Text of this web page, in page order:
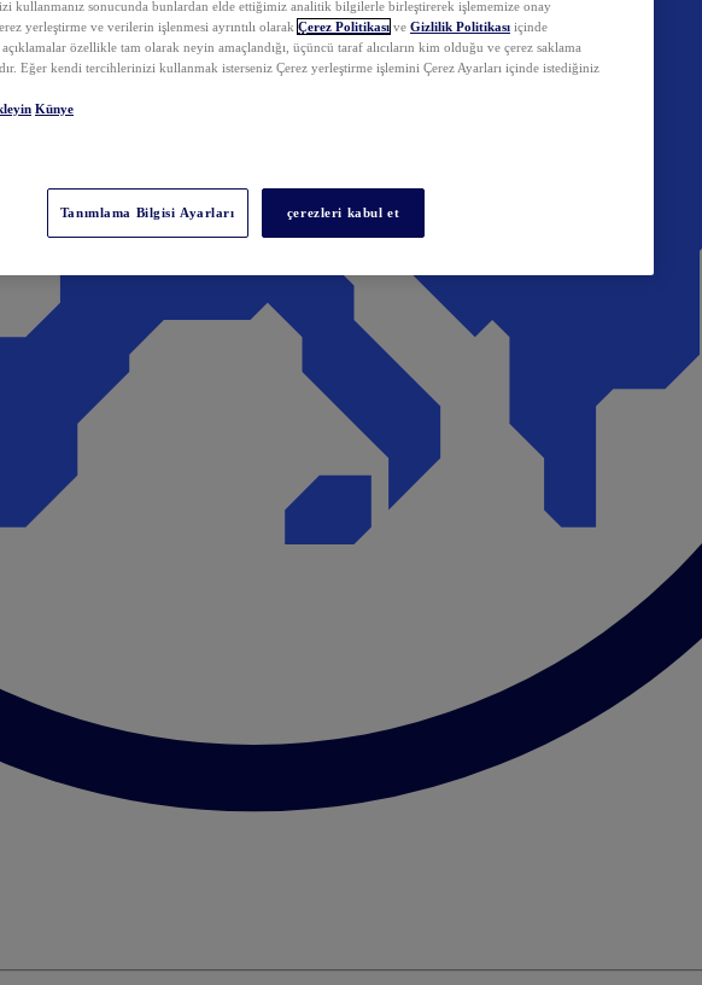
kullanmanız sonucunda bunlardan elde ettiğimiz analitik bilgilerle birleştirerek işlememize onay
yerleştirme ve verilerin işlenmesi ayrıntılı olarak Çerez Politikası ve Gizlilik Politikası içinde
açıklamalar özellikle tam olarak neyin amaçlandığı, üçüncü taraf alıcıların kim olduğu ve çerez saklama
Eğer kendi tercihlerinizi kullanmak isterseniz Çerez yerleştirme işlemini Çerez Ayarları içinde istediğiniz
Künye
Tanımlama Bilgisi Ayarları çerezleri kabul et